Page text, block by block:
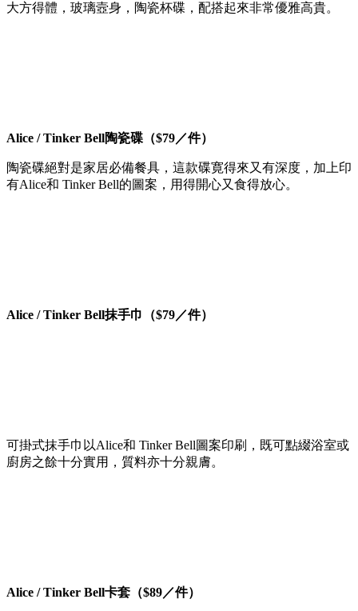
大方得體，玻璃壼身，陶瓷杯碟，配搭起來非常優雅高貴。
Alice / Tinker Bell陶瓷碟（$79／件）
陶瓷碟絕對是家居必備餐具，這款碟寛得來又有深度，加上印
有Alice和 Tinker Bell的圖案，用得開心又食得放心。
Alice / Tinker Bell抹手巾（$79／件）
可掛式抹手巾以Alice和 Tinker Bell圖案印刷，既可點綴浴室或
廚房之餘十分實用，質料亦十分親膚。
Alice / Tinker Bell卡套（$89／件）